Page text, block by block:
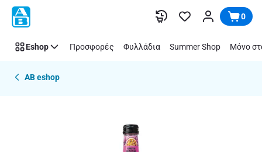
Παράλειψη 0
Eshop Προσφορές Φυλλάδια Summer Shop Μόνο
AB eshop